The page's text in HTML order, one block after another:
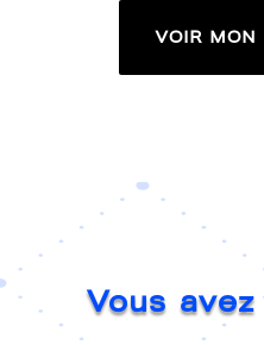
VOIR MON
Vous